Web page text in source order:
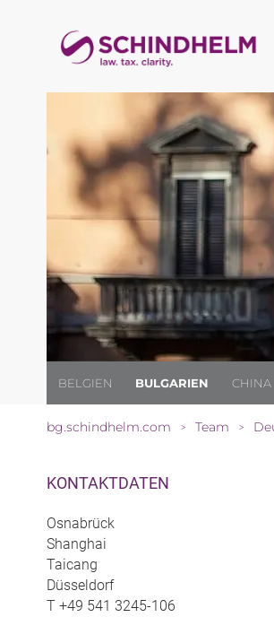
BELGIEN BULGARIEN CHINA
bg.schindhelm.com > Team >
KONTAKTDATEN
Osnabrück
Shanghai
Taicang
Düsseldorf
T +49 541 3245-106